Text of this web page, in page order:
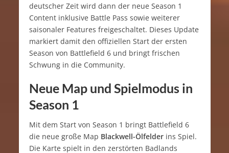
deutscher Zeit wird dann der neue Season 1
Content inklusive Battle Pass sowie weiterer
saisonaler Features freigeschaltet. Dieses Update
markiert damit den offiziellen Start der ersten
Season von Battlefield 6 und bringt frischen
Schwung in die Community.
Neue Map und Spielmodus in
Season 1
Mit dem Start von Season 1 bringt Battlefield 6
die neue große Map Blackwell-Ölfelderins Spiel.
Die Karte spielt in den zerstörten Badlands